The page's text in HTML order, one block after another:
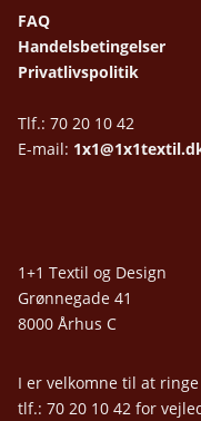
FAQ
Handelsbetingelser
Privatlivspolitik
Tlf.: 70 20 10 42
E-mail:
1+1 Textil og Design
Grønnegade 41
8000 Århus C
I er velkomne til at
tlf.: 70 20 10 42 for